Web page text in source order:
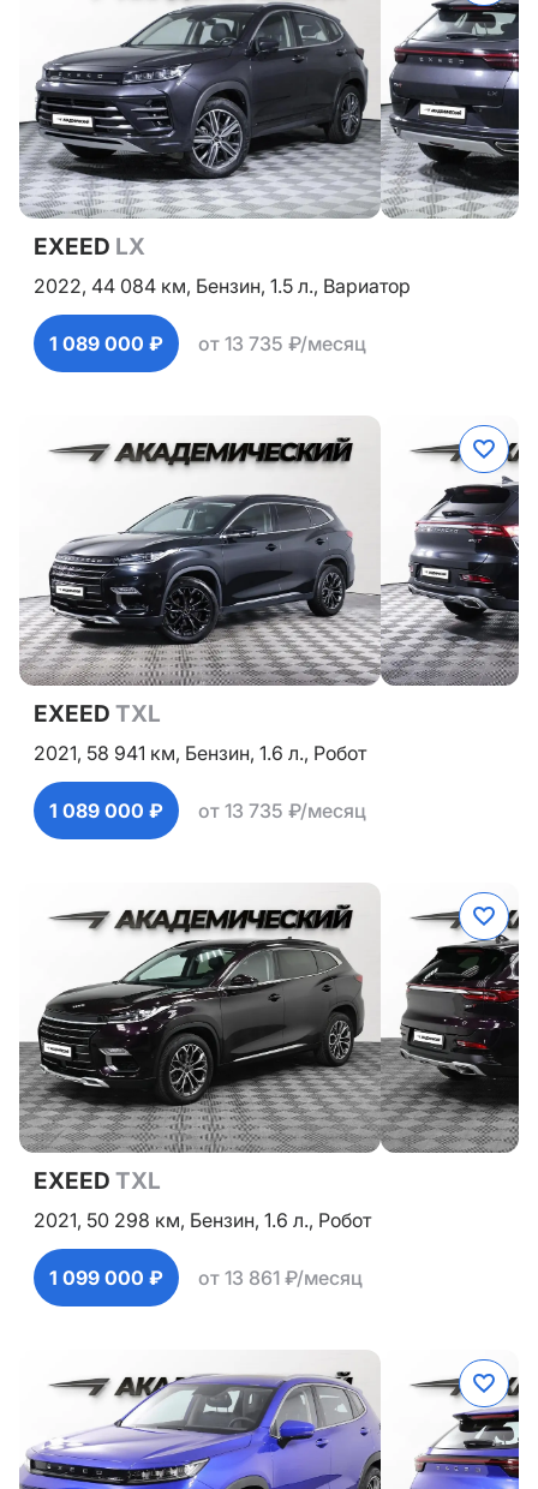
EXEED LX
2022, 44 084 км, Бензин, 1.5 л., Вариатор
1 089 000 ₽ от 13 735 ₽/месяц
EXEED TXL
2021, 58 941 км, Бензин, 1.6 л., Робот
1 089 000 ₽ от 13 735 ₽/месяц
EXEED TXL
2021, 50 298 км, Бензин, 1.6 л., Робот
1 099 000 ₽ от 13 861 ₽/месяц